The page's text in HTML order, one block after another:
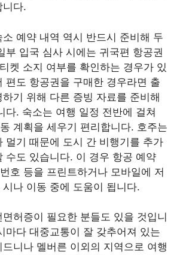
니다.
예약 내역 역시 반드시 준비해 두
부 입국 심사 시에는 귀국편 항공권
켓 소지 여부를 확인하는 경우가 있
편도 항공권을 구매한 경우라면 출
기 위해 다른 증빙 자료를 준비해
다. 숙소는 여행 일정 전반에 걸쳐
계획을 세우기 편리합니다. 호주는
멀기 때문에 도시 간 비행기를 추가
수도 있습니다. 이 경우 항공 예약
호 등을 프린트하거나 모바일에 저
나 이동 중에 도움이 됩니다.
허증이 필요한 분들도 있을 것입니
마다 대중교통이 잘 갖추어져 있는
니나 멜버른 이외의 지역으로 여행